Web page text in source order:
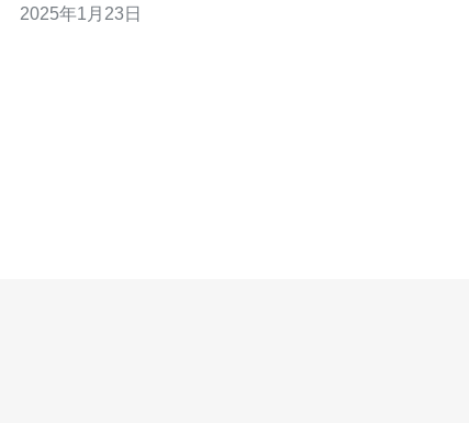
还有更多精彩活动和内容等待着您。 韩国是游戏产业发展
2025年1月23日